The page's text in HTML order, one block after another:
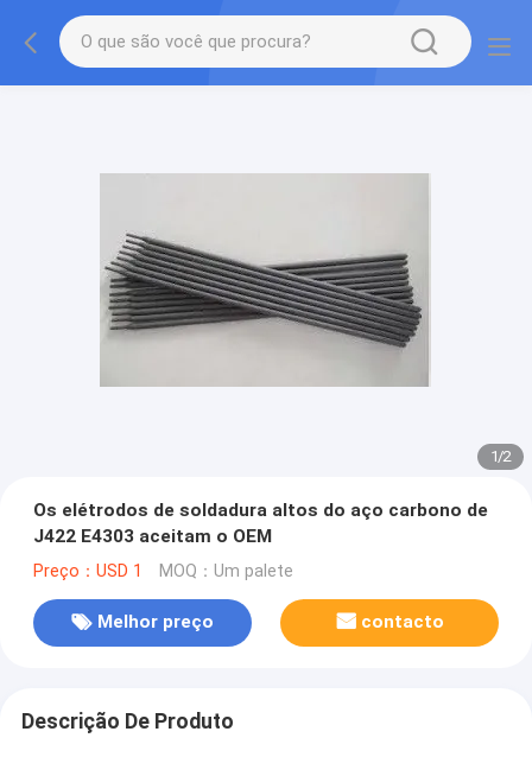
1/2
Os elétrodos de soldadura altos do aço carbono de
J422 E4303 aceitam o OEM
Preço：USD 1 MOQ：Um palete
Melhor preço contacto
Descrição De Produto